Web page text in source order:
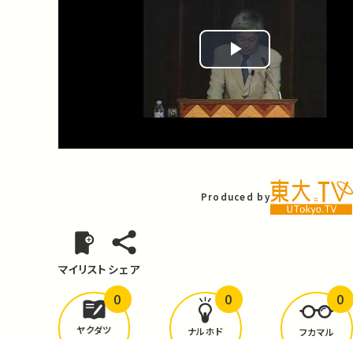
Play
Video
Produced by
マイリスト シェア
どんな学びがありましたか？
ヤクダツ
0
ナルホド
0
フカマル
0